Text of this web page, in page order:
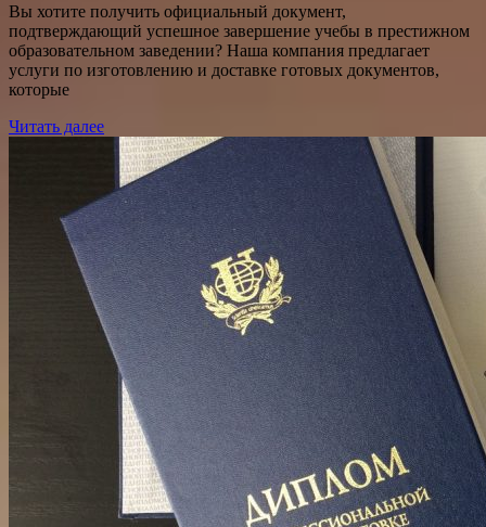
Вы хотите получить официальный документ,
подтверждающий успешное завершение учебы в престижном
образовательном заведении? Наша компания предлагает
услуги по изготовлению и доставке готовых документов,
которые
Читать далее